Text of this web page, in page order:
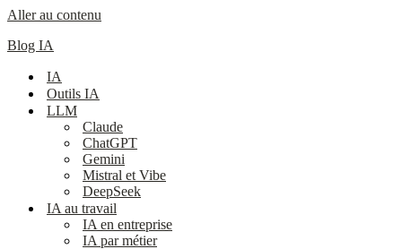
Aller au contenu
Blog IA
IA
Outils IA
LLM
Claude
ChatGPT
Gemini
Mistral et Vibe
DeepSeek
IA au travail
IA en entreprise
IA par métier